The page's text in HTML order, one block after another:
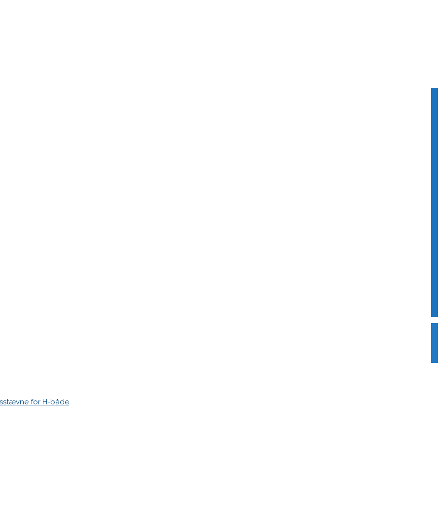
for H-både
DM 2026. I går modtog vi desværre besked om, at de – grundet
begge parter.
er i gang med at kontakte baneledere, juryformænd og en ny
vi gerne fra dig. Kontakt venligst formand
uheldige og sene udfordring.
første henvendelse, har jeg et telefonmøde med i morgen.
nu.
anden årsag.